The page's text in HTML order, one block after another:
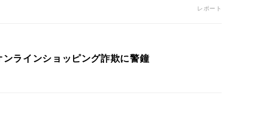
レポート
ラインショッピング詐欺に警鐘